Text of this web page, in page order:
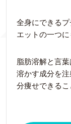
全身にできる
エットの一つに
脂肪溶解と言
溶かす成分を
分痩せできるこ